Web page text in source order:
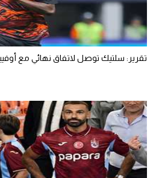
تقرير: سلتيك توصل لاتفاق نهائي مع